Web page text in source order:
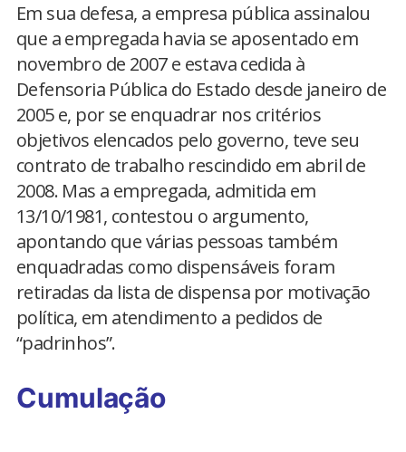
Em sua defesa, a empresa pública assinalou
que a empregada havia se aposentado em
novembro de 2007 e estava cedida à
Defensoria Pública do Estado desde janeiro de
2005 e, por se enquadrar nos critérios
objetivos elencados pelo governo, teve seu
contrato de trabalho rescindido em abril de
2008. Mas a empregada, admitida em
13/10/1981, contestou o argumento,
apontando que várias pessoas também
enquadradas como dispensáveis foram
retiradas da lista de dispensa por motivação
política, em atendimento a pedidos de
“padrinhos”.
Cumulação